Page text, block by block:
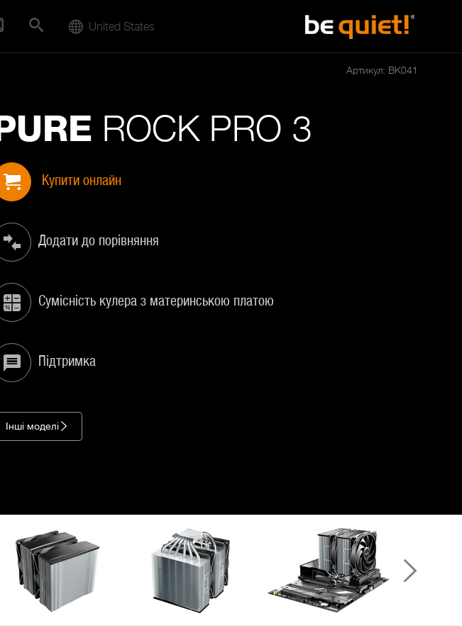
United States
Артикул: BK041
PURE ROCK PRO 3
Купити онлайн
Додати до порівняння
Сумісність кулера з материнською платою
Підтримка
Інші моделі